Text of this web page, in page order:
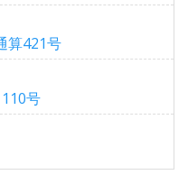
算421号
号